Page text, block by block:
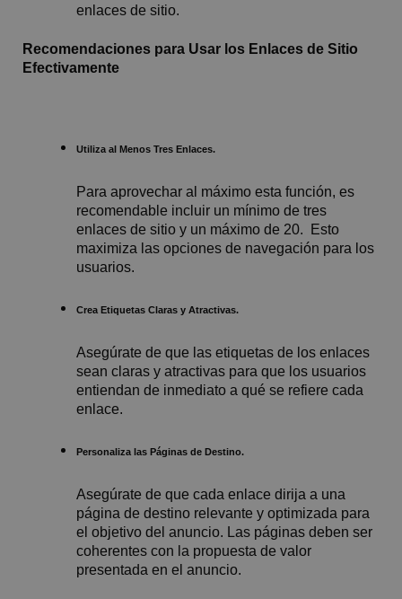
enlaces de sitio.
Recomendaciones para Usar los Enlaces de Sitio
Efectivamente
Utiliza al Menos Tres Enlaces.
Para aprovechar al máximo esta función, es
recomendable incluir un mínimo de tres
enlaces de sitio y un máximo de 20. Esto
maximiza las opciones de navegación para los
usuarios.
Crea Etiquetas Claras y Atractivas.
Asegúrate de que las etiquetas de los enlaces
sean claras y atractivas para que los usuarios
entiendan de inmediato a qué se refiere cada
enlace.
Personaliza las Páginas de Destino.
Asegúrate de que cada enlace dirija a una
página de destino relevante y optimizada para
el objetivo del anuncio. Las páginas deben ser
coherentes con la propuesta de valor
presentada en el anuncio.